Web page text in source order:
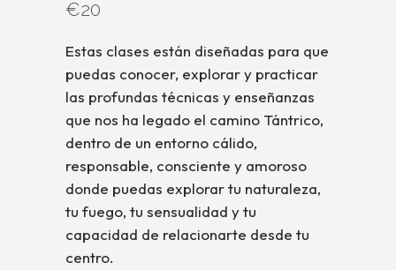
€20
Estas clases están diseñadas para que
puedas conocer, explorar y practicar
las profundas técnicas y enseñanzas
que nos ha legado el camino Tántrico,
dentro de un entorno cálido,
responsable, consciente y amoroso
donde puedas explorar tu naturaleza,
tu fuego, tu sensualidad y tu
capacidad de relacionarte desde tu
centro.